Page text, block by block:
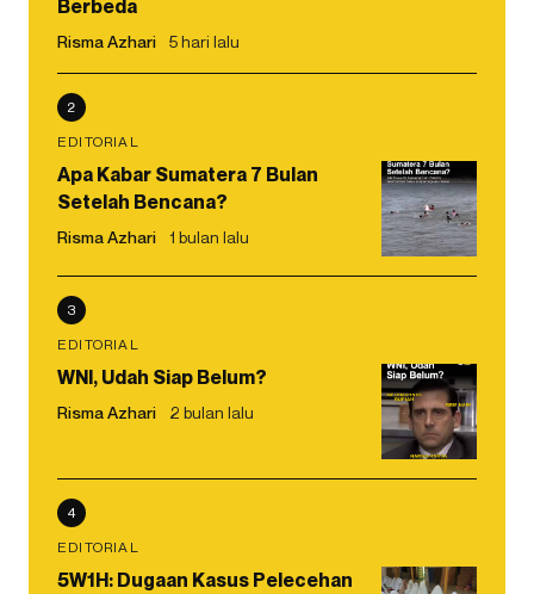
Berbeda
Risma Azhari 5 hari lalu
2
EDITORIAL
Apa Kabar Sumatera 7 Bulan
Setelah Bencana?
Risma Azhari 1 bulan lalu
3
EDITORIAL
WNI, Udah Siap Belum?
Risma Azhari 2 bulan lalu
4
EDITORIAL
5W1H: Dugaan Kasus Pelecehan